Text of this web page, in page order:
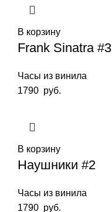
В корзину
Frank Sinatra #3
Часы из винила
1790 руб.
В корзину
Наушники #2
Часы из винила
1790 руб.